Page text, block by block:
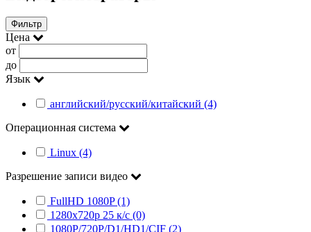
Фильтр
Цена
от
до
Язык
английский/русский/китайский (4)
Операционная система
Linux (4)
Разрешение записи видео
FullHD 1080P (1)
1280x720p 25 к/c (0)
1080P/720P/D1/HD1/CIF (2)